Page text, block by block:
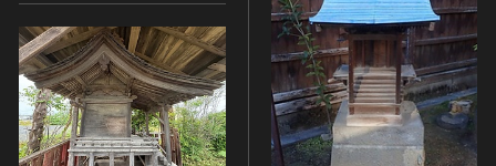
五代十国 [中国]
宋 [中国]
元 [中国]
明 [中国]
清 [中国]
近現代 [中国]
木簡・木製品類
骨角・牙・貝製品類
その他
歴史資料／書跡・典籍／古文書
文書・書籍
地方指定文化財
COPYRIGHT NOT EVALUATED（著作権未評価）
COPYRIGHT UNDETERMINED（著作権未決定）
NO KNOWN COPYRIGHT（知る限り著作権なし）
COPYRIGHT UNDETERMINED - JP ORPHAN
WORK（著作権未決定-裁定制度利用著作物）